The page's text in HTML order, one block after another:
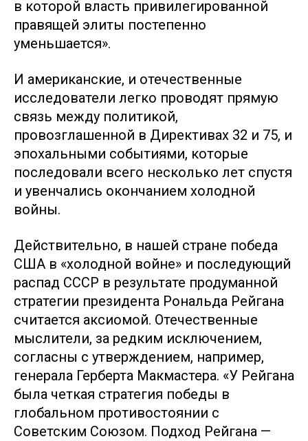
в которой власть привилегированной
правящей элиты постепенно
уменьшается».
И американские, и отечественные
исследователи легко проводят прямую
связь между политикой,
провозглашенной в Директивах 32 и 75, и
эпохальными событиями, которые
последовали всего несколько лет спустя
и увенчались окончанием холодной
войны.
Действительно, в нашей стране победа
США в «холодной войне» и последующий
распад СССР в результате продуманной
стратегии президента Рональда Рейгана
считается аксиомой. Отечественные
мыслители, за редким исключением,
согласны с утверждением, например,
генерала Герберта Макмастера. «У Рейгана
была четкая стратегия победы в
глобальном противостоянии с
Советским Союзом. Подход Рейгана —